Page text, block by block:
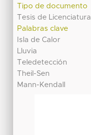
Tipo de documento
Tesis de Licenciatura
Palabras clave
Isla de Calor
Lluvia
Teledetección
Theil-Sen
Mann-Kendall